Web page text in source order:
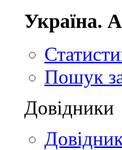
Україна.
Пошук
Довідники